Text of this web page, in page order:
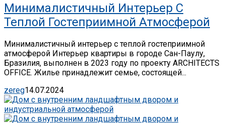
Минималистичный Интерьер С
Теплой Гостеприимной Атмосферой
Минималистичный интерьер с теплой гостеприимной
атмосферой Интерьер квартиры в городе Сан-Паулу,
Бразилия, выполнен в 2023 году по проекту ARCHITECTS
OFFICE. Жилье принадлежит семье, состоящей...
zereg14.07.2024